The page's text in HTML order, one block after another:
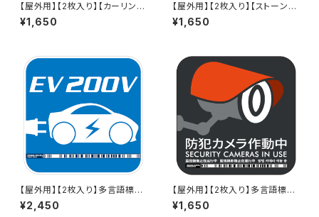
【屋外用】【2枚入り】【カーリング
版】多言語標識「滑りやすい（グ
レー）」- 150x150mm/5言語/
ッカー - GDC-20000002117
7
¥1,650
【屋外用】【2枚入り】【ストーン
版】多言語標識「滑りやすい（グ
レー）」- 150x150mm/5言語/
テッカー - GDC-2000000211
65
¥1,650
【屋外用】【2枚入り】多言語標識
「EV 200V（反射タイプ）」- 150
x150mm/英語/スマホ連携 充
¥2,450
【屋外用】【2枚入り】多言語標識
「防犯カメラ作動中（グレー）」- 1
50x150mm/5言語/スマホ連携
¥1,650